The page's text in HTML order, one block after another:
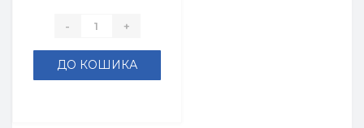
- +
ДО КОШИКА